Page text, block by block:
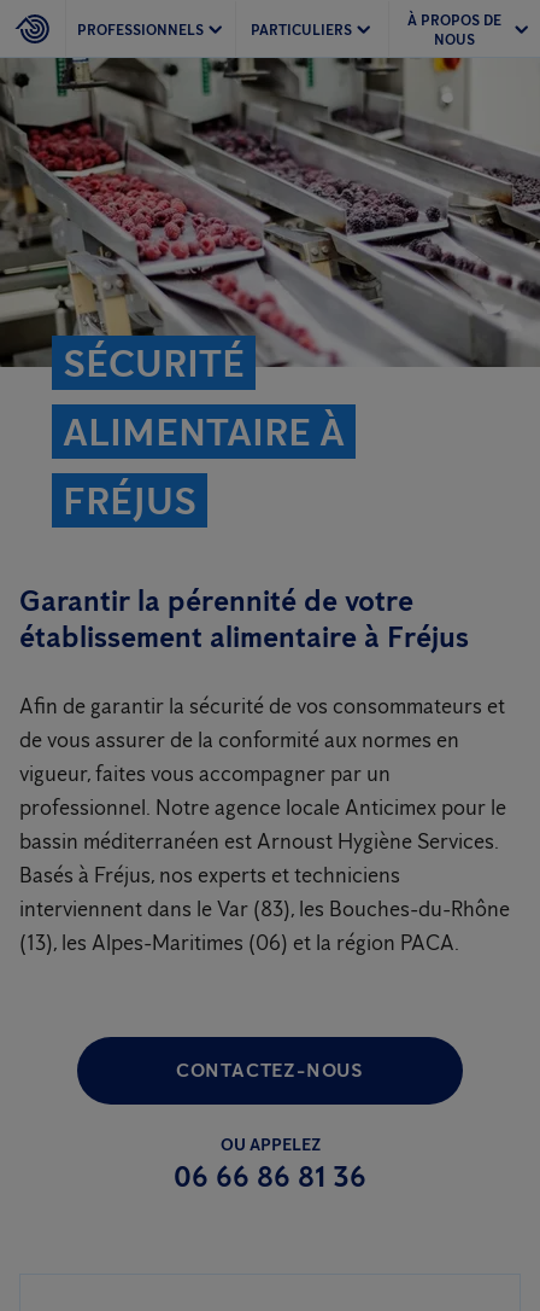
PROFESSIONNELS PARTICULIERS
À PROPOS DE
NOUS
SÉCURITÉ
ALIMENTAIRE À
FRÉJUS
Garantir la pérennité de votre
établissement alimentaire à Fréjus
Afin de garantir la sécurité de vos consommateurs et
de vous assurer de la conformité aux normes en
vigueur, faites vous accompagner par un
professionnel. Notre agence locale Anticimex pour le
bassin méditerranéen est Arnoust Hygiène Services.
Basés à Fréjus, nos experts et techniciens
interviennent dans le Var (83), les Bouches-du-Rhône
(13), les Alpes-Maritimes (06) et la région PACA.
CONTACTEZ-NOUS
OU APPELEZ
06 66 86 81 36